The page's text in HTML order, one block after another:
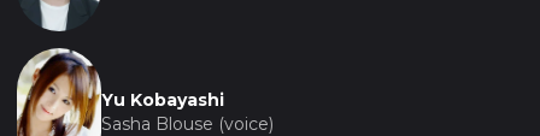
Yu Kobayashi
Sasha Blouse (voice)